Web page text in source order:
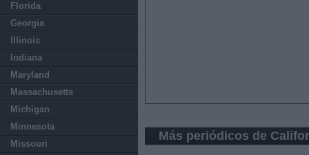
Florida
Georgia
Illinois
Indiana
Maryland
Massachusetts
Michigan
Minnesota
Missouri
Más periódicos de